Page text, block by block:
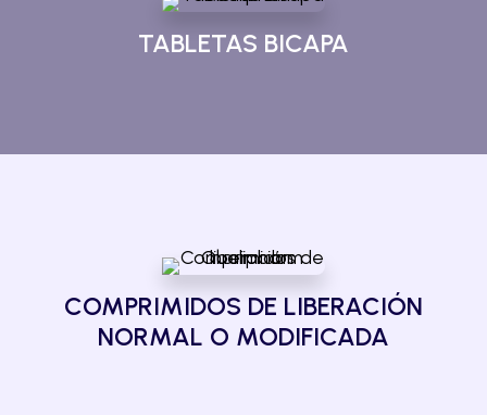
TABLETAS BICAPA
COMPRIMIDOS DE LIBERACIÓN
NORMAL O MODIFICADA